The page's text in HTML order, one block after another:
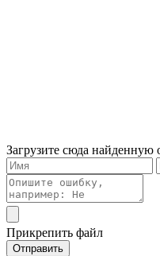
Загрузите сюда найденную
Прикрепить файл
Отправить